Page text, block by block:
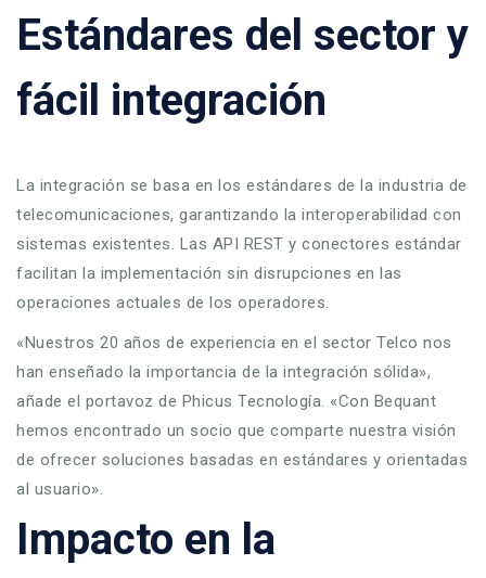
Estándares del sector y
fácil integración
La integración se basa en los estándares de la industria de
telecomunicaciones, garantizando la interoperabilidad con
sistemas existentes. Las API REST y conectores estándar
facilitan la implementación sin disrupciones en las
operaciones actuales de los operadores.
«Nuestros 20 años de experiencia en el sector Telco nos
han enseñado la importancia de la integración sólida»,
añade el portavoz de Phicus Tecnología. «Con Bequant
hemos encontrado un socio que comparte nuestra visión
de ofrecer soluciones basadas en estándares y orientadas
al usuario».
Impacto en la